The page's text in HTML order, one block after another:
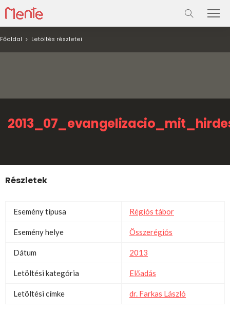
Főoldal Letöltés részletei
Részletek
Esemény típusa Régiós tábor
Esemény helye Összerégiós
Dátum 2013
Letöltési kategória Előadás
Letöltési címke dr. Farkas László